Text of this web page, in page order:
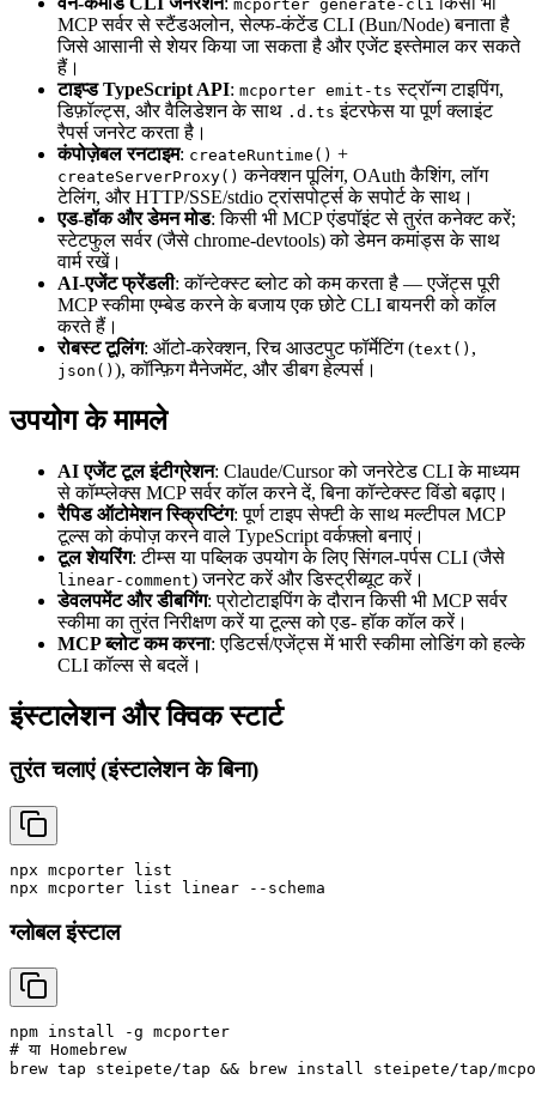
mcporter generate-cli
MCP सर्वर से स्टैंडअलोन, सेल्फ-कंटेंड CLI (Bun/Node) बनाता है
जिसे आसानी से शेयर किया जा सकता है और एजेंट इस्तेमाल कर सकते
हैं।
टाइप्ड TypeScript API: mcporter emit-ts स्ट्रॉन्ग टाइपिंग,
डिफ़ॉल्ट्स, और वैलिडेशन के साथ .d.ts इंटरफेस या पूर्ण क्लाइंट
रैपर्स जनरेट करता है।
कंपोज़ेबल रनटाइम: createRuntime() +
createServerProxy() कनेक्शन पूलिंग, OAuth कैशिंग, लॉग
टेलिंग, और HTTP/SSE/stdio ट्रांसपोर्ट्स के सपोर्ट के साथ।
एड-हॉक और डेमन मोड: किसी भी MCP एंडपॉइंट से तुरंत कनेक्ट करें;
स्टेटफुल सर्वर (जैसे chrome-devtools) को डेमन कमांड्स के साथ
वार्म रखें।
AI-एजेंट फ्रेंडली: कॉन्टेक्स्ट ब्लोट को कम करता है — एजेंट्स पूरी
MCP स्कीमा एम्बेड करने के बजाय एक छोटे CLI बायनरी को कॉल
करते हैं।
रोबस्ट टूलिंग: ऑटो-करेक्शन, रिच आउटपुट फॉर्मेटिंग (text() ,
json() ), कॉन्फ़िग मैनेजमेंट, और डीबग हेल्पर्स।
उपयोग के मामले
AI एजेंट टूल इंटीग्रेशन: Claude/Cursor को जनरेटेड CLI के माध्यम
से कॉम्प्लेक्स MCP सर्वर कॉल करने दें, बिना कॉन्टेक्स्ट विंडो बढ़ाए।
रैपिड ऑटोमेशन स्क्रिप्टिंग: पूर्ण टाइप सेफ्टी के साथ मल्टीपल MCP
टूल्स को कंपोज़ करने वाले TypeScript वर्कफ़्लो बनाएं।
टूल शेयरिंग: टीम्स या पब्लिक उपयोग के लिए सिंगल-पर्पस CLI (जैसे
linear-comment) जनरेट करें और डिस्ट्रीब्यूट करें।
डेवलपमेंट और डीबगिंग: प्रोटोटाइपिंग के दौरान किसी भी MCP सर्वर
स्कीमा का तुरंत निरीक्षण करें या टूल्स को एड- हॉक कॉल करें।
MCP ब्लोट कम करना: एडिटर्स/एजेंट्स में भारी स्कीमा लोडिंग को हल्के
CLI कॉल्स से बदलें।
इंस्टालेशन और क्विक स्टार्ट
तुरंत चलाएं (इंस्टालेशन के बिना)
npx mcporter list
ग्लोबल इंस्टाल
npm install -g mcporter
# या Homebrew